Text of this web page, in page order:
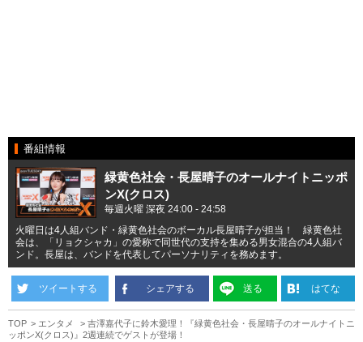
番組情報
緑黄色社会・長屋晴子のオールナイトニッポ
ンX(クロス)
毎週火曜 深夜 24:00 - 24:58
火曜日は4人組バンド・緑黄色社会のボーカル長屋晴子が担当！ 緑黄色社
会は、「リョクシャカ」の愛称で同世代の支持を集める男女混合の4人組バ
ンド。長屋は、バンドを代表してパーソナリティを務めます。
ツイートする シェアする 送る はてな
TOP エンタメ
吉澤嘉代子に鈴木愛理！『緑黄色社会・長屋晴子のオールナイトニ
ッポンX(クロス)』2週連続でゲストが登場！